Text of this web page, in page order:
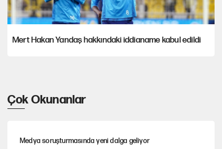
Mert Hakan Yandaş hakkındaki iddianame kabul edildi
Çok Okunanlar
Medya soruşturmasında yeni dalga geliyor